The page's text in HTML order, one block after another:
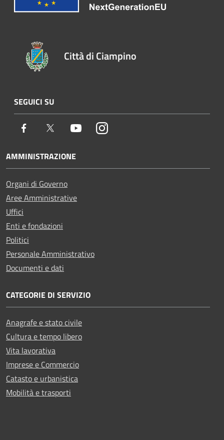
Città di Ciampino
SEGUICI SU
Facebook Twitter YoutubeInstagram
AMMINISTRAZIONE
Organi di Governo
Aree Amministrative
Uffici
Enti e fondazioni
Politici
Personale Amministrativo
Documenti e dati
CATEGORIE DI SERVIZIO
Anagrafe e stato civile
Cultura e tempo libero
Vita lavorativa
Imprese e Commercio
Catasto e urbanistica
Mobilità e trasporti